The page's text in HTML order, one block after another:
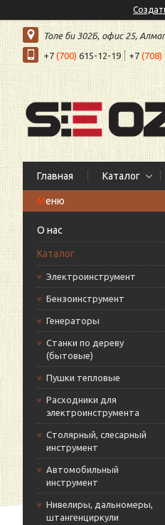
Толе би 302Б, офис 25,
+7 (700)615-12-19 +7(708)
Главная Каталог
О нас
Каталог
Электроинструмент
Бензоинструмент
Генераторы
Станки по дереву
(бытовые)
Пушки тепловые
Расходники для
электроинструмента
Столярный, слесарный
инструмент
Автомобильный
инструмент
Нивелиры, дальномеры,
штангенциркули